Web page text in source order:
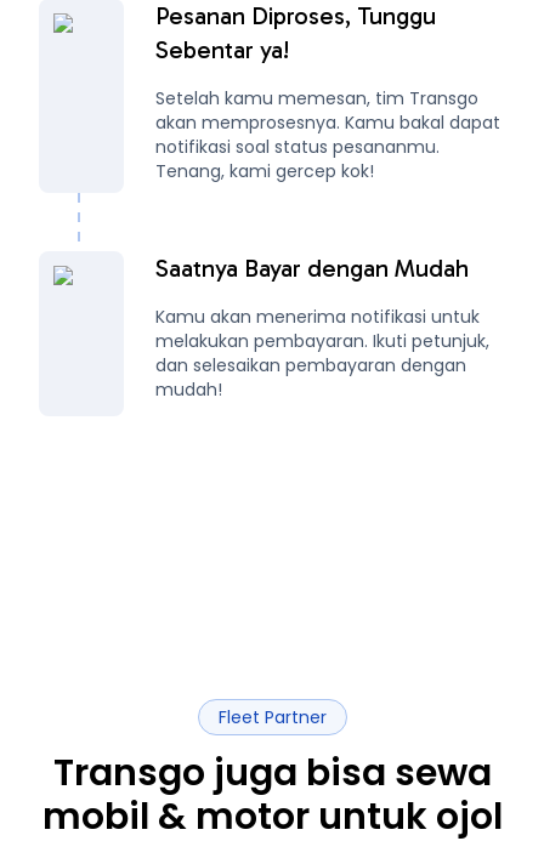
Pesanan Diproses, Tunggu
Sebentar ya!
Setelah kamu memesan, tim Transgo
akan memprosesnya. Kamu bakal dapat
notifikasi soal status pesananmu.
Tenang, kami gercep kok!
Saatnya Bayar dengan Mudah
Kamu akan menerima notifikasi untuk
melakukan pembayaran. Ikuti petunjuk,
dan selesaikan pembayaran dengan
mudah!
Fleet Partner
Transgo juga bisa sewa
mobil & motor untuk ojol